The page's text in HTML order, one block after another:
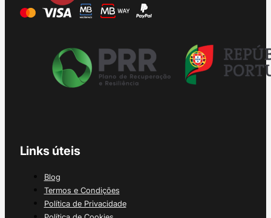
Links úteis
Blog
Termos e Condições
Política de Privacidade